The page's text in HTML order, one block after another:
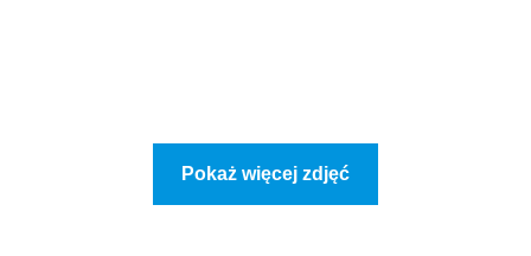
Pokaż więcej zdjęć